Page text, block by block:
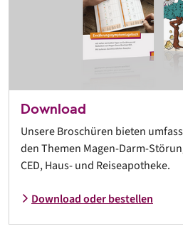
Download
Unsere Broschüren bieten
den Themen Magen-Darm-
CED, Haus- und Reiseapotheke.
Download oder bestellen